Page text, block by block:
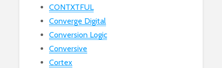
CONTXTFUL
Converge Digital
Conversion Logic
Conversive
Cortex